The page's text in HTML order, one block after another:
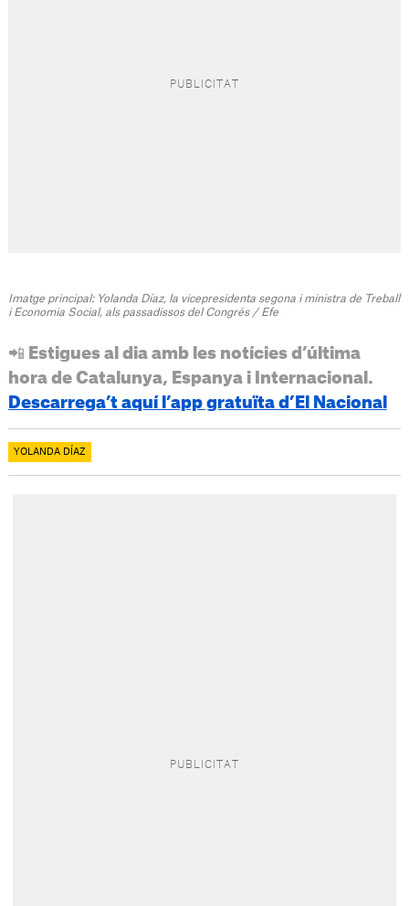
Imatge principal: Yolanda Díaz, la vicepresidenta segona i ministra de Treball
i Economia Social, als passadissos del Congrés / Efe
📲 Estigues al dia amb les notícies d’última
hora de Catalunya, Espanya i Internacional.
Descarrega’t aquí l’app gratuïta d’El Nacional
YOLANDA DÍAZ